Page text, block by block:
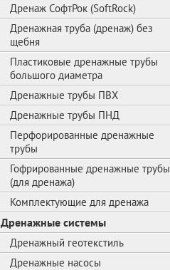
Дренаж СофтРок (SoftRock)
Дренажная труба (дренаж) без
щебня
Пластиковые дренажные трубы
большого диаметра
Дренажные трубы ПВХ
Дренажные трубы ПНД
Перфорированные дренажные
трубы
Гофрированные дренажные трубы
(для дренажа)
Комплектующие для дренажа
Дренажные системы
Дренажный геотекстиль
Дренажные насосы